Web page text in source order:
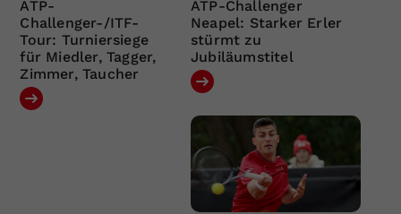
ATP-
Challenger-/ITF-
Tour: Turniersiege
für Miedler, Tagger,
Zimmer, Taucher
ATP-Challenger
Neapel: Starker Erler
stürmt zu
Jubiläumstitel